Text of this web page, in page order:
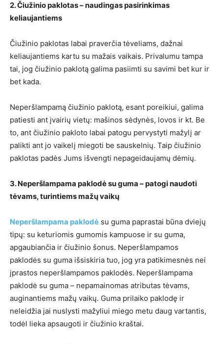
2. Čiužinio paklotas – naudingas pasirinkimas
keliaujantiems
Čiužinio paklotas labai praverčia tėveliams, dažnai
keliaujantiems kartu su mažais vaikais. Privalumu tampa
tai, jog čiužinio paklotą galima pasiimti su savimi bet kur ir
bet kada.
Neperšlampamą čiužinio paklotą, esant poreikiui, galima
patiesti ant įvairių vietų: mašinos sėdynės, lovos ir kt. Be
to, ant čiužinio pakloto labai patogu pervystyti mažylį ar
palikti ant jo vaikelį miegoti be sauskelnių. Taip čiužinio
paklotas padės Jums išvengti nepageidaujamų dėmių.
3. Neperšlampama paklodė su guma – patogi naudoti
tėvams, turintiems mažų vaikų
Neperšlampama paklodė su guma paprastai būna dviejų
tipų: su keturiomis gumomis kampuose ir su guma,
apgaubiančia ir čiužinio šonus. Neperšlampamos
paklodės su guma išsiskiria tuo, jog yra patikimesnės nei
įprastos neperšlampamos paklodės. Neperšlampama
paklodė su guma – nepamainomas atributas tėvams,
auginantiems mažų vaikų. Guma prilaiko paklodę ir
neleidžia jai nuslysti mažyliui miego metu daug vartantis,
todėl lieka apsaugoti ir čiužinio kraštai.